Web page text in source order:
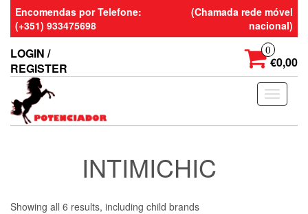
Skip
the
content
Encomendas por Telefone:
(+351) 933475698
(Chamada rede móvel
nacional)
LOGIN /
REGISTER
0
€0,00
Toggle
INTIMICHIC
Showing all 6 results, including child brands